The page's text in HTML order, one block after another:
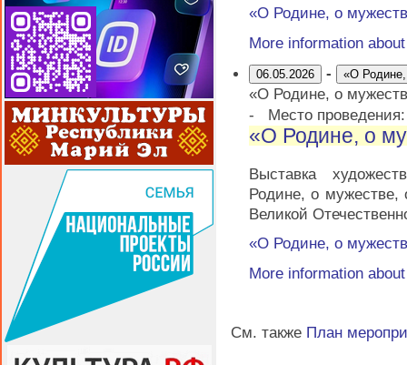
«О Родине, о
More information
06.05.2026 - «О
«О Родине, о
-
Место
«О Родине, о
Выставка
Родине, о
Великой
«О Родине, о
More information
См. также План